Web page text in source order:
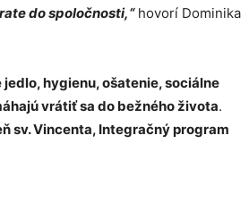
do spoločnosti,“hovorí Dominika
hygienu, ošatenie, sociálne
vrátiť sa do bežného života.
sv. Vincenta, Integračný program